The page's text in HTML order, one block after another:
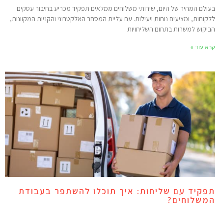
המהיר של היום, שירותי משלוחים ממלאים תפקיד מכריע בחיבור עסקים
ומציעים נוחות ויעילות. עם עליית המסחר האלקטרוני והקניות המקוונות,
למשרות בתחום השליחויות
עוד »
עם שליחות: איך תוכלו להשתפר בעבודת